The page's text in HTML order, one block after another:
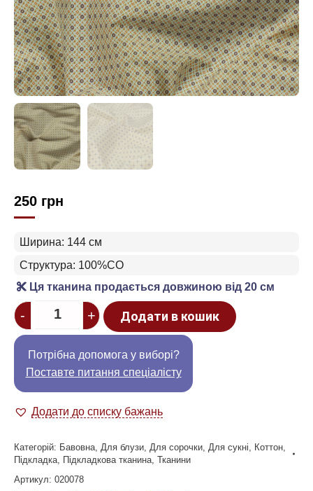
250 грн
Ширина: 144 см
Структура: 100%CO
Ця тканина продається довжиною від 20 см
Quantity
- + Додати в кошик
Потрібна допомога у виборі?
Поставте питання спеціалісту
Додати до списку бажань
Категорій: Бавовна Для блузи Для сорочки Для сукні Коттон
Підкладка Підкладкова тканина Тканини
Артикул: 020078